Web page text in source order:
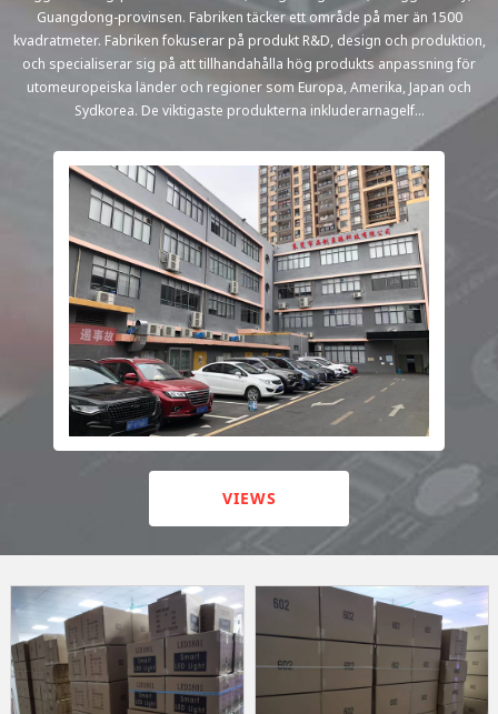
Guangdong-provinsen. Fabriken täcker ett område på mer än 1500
kvadratmeter. Fabriken fokuserar på produkt R&D, design och produktion,
och specialiserar sig på att tillhandahålla hög produkts anpassning för
utomeuropeiska länder och regioner som Europa, Amerika, Japan och
Sydkorea. De viktigaste produkterna inkluderarnagelf...
VIEWS